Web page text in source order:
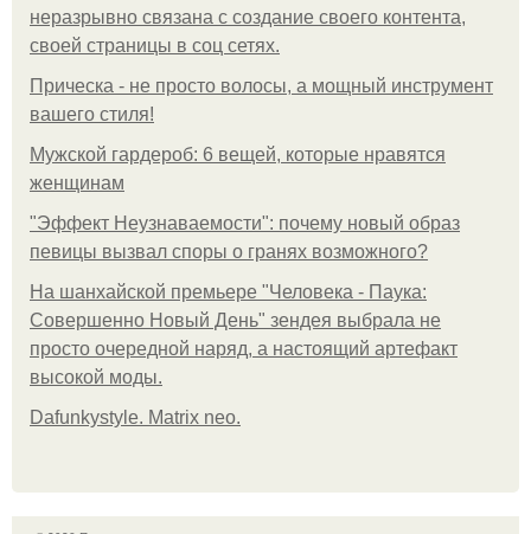
неразрывно связана с создание своего контента,
своей страницы в соц сетях.
Прическа - не просто волосы, а мощный инструмент
вашего стиля!
Мужской гардероб: 6 вещей, которые нравятся
женщинам
"Эффект Неузнаваемости": почему новый образ
певицы вызвал споры о гранях возможного?
На шанхайской премьере "Человека - Паука:
Совершенно Новый День" зендея выбрала не
просто очередной наряд, а настоящий артефакт
высокой моды.
Dafunkystyle. Matrix neo.